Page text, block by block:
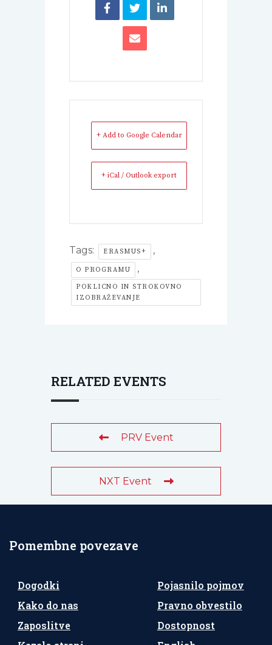
+ Add to Google Calendar
+ iCal / Outlook export
Tags: ERASMUS+ ,
O PROGRAMU ,
POKLICNO IN STROKOVNO
IZOBRAŽEVANJE
RELATED EVENTS
PRV Event
NXT Event
Pomembne povezave
Dogodki
Kako do nas
Zaposlitve
Pojasnilo pojmov
Pravno obvestilo
Dostopnost